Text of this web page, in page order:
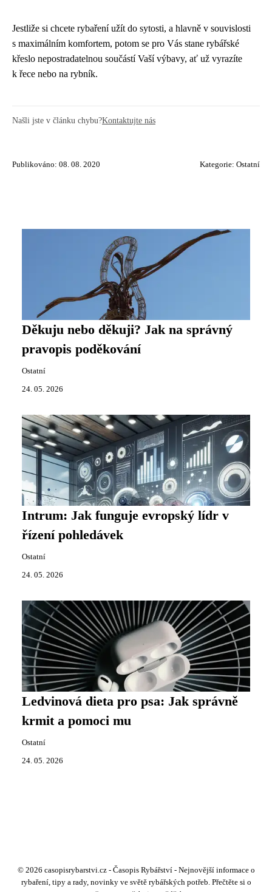
Jestliže si chcete rybaření užít do sytosti, a hlavně v souvislosti
s maximálním komfortem, potom se pro Vás stane rybářské
křeslo nepostradatelnou součástí Vaší výbavy, ať už vyrazíte
k řece nebo na rybník.
Našli jste v článku chybu?Kontaktujte nás
Publikováno: 08. 08. 2020 Kategorie: Ostatní
Děkuju nebo děkuji? Jak na správný
pravopis poděkování
Ostatní
24. 05. 2026
Intrum: Jak funguje evropský lídr v
řízení pohledávek
Ostatní
24. 05. 2026
Ledvinová dieta pro psa: Jak správně
krmit a pomoci mu
Ostatní
24. 05. 2026
© 2026 casopisrybarstvi.cz - Časopis Rybářství - Nejnovější informace o
rybaření, tipy a rady, novinky ve světě rybářských potřeb. Přečtěte si o